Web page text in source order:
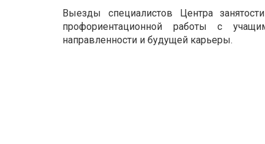
Выезды специалистов Центра
профориентационной работы с
направленности и будущей карьеры.